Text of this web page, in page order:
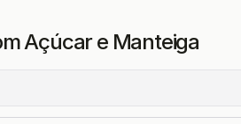
Açúcar e Manteiga